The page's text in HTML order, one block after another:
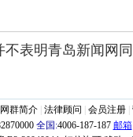
表明青岛新闻网